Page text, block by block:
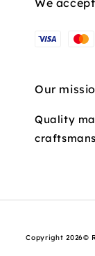
We accept
Our
Quality
Copyright 2026©